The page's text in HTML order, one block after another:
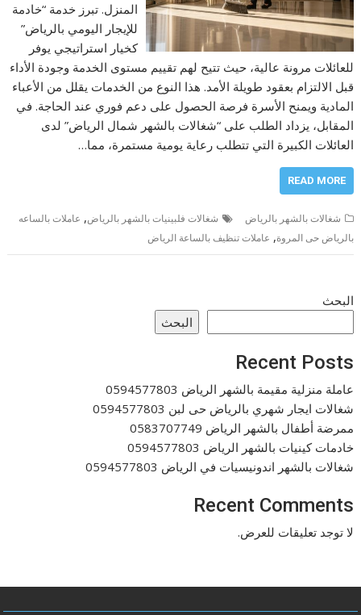
المنزل. تبرز خدمة “خادمة
للإيجار اليومي بالرياض”
كخيار استراتيجي يوفر
للعائلات مرونة عالية، حيث تتيح لهم تقييم مستوى الخدمة وجودة الأداء
قبل الالتزام بعقود طويلة الأمد. هذا النوع من الخدمات يقلل من الأعباء
المادية ويمنح الأسرة فرصة الحصول على دعم فوري عند الحاجة. في
المقابل، يزداد الطلب على “شغالات بالشهر شمال الرياض” لدى
العائلات الكبيرة التي تتطلب رعاية يومية مستمرة، مما…
READ MORE
شغالات بالشهر بالرياض شغالات فلبينيات بالشهر بالرياض, عاملات بالساعه
بالرياض حى المروة, عاملات تنظيف بالساعة الرياض
البحث
البحث
Recent Posts
عاملة منزلية مقيمة بالشهر الرياض 0594577803
شغالات ايجار شهري بالرياض حى لبن 0594577803
ممرضة أطفال بالشهر الرياض 0583707749
خادمات كينيات بالشهر الرياض 0594577803
شغالات بالشهر اندونيسيات في الرياض 0594577803
Recent Comments
لا توجد تعليقات للعرض.